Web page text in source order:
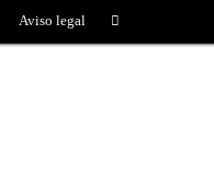
Aviso legal